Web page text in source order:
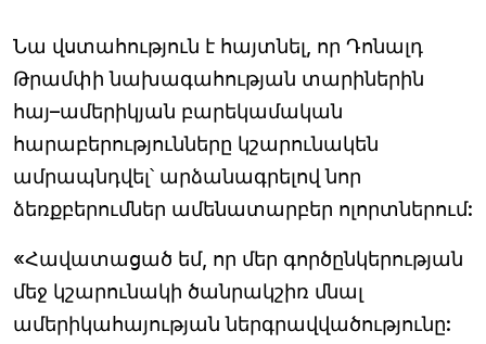
Նա վստահություն է հայտնել, որ Դոնալդ
Թրամփի նախագահության տարիներին
հայ–ամերիկյան բարեկամական
հարաբերությունները կշարունակեն
ամրապնդվել՝ արձանագրելով նոր
ձեռքբերումներ ամենատարբեր ոլորտներում:
«Հավատացած եմ, որ մեր գործընկերության
մեջ կշարունակի ծանրակշիռ մնալ
ամերիկահայության ներգրավվածությունը: